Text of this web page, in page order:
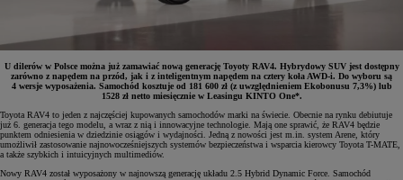
U dilerów w Polsce można już zamawiać nową generację Toyoty RAV4. Hybrydowy SUV jest dostępny
zarówno z napędem na przód, jak i z inteligentnym napędem na cztery koła AWD-i. Do wyboru są
4 wersje wyposażenia. Samochód kosztuje od 181 600 zł (z uwzględnieniem Ekobonusu 7,3%) lub
1528 zł netto miesięcznie w Leasingu KINTO One*.
Toyota RAV4 to jeden z najczęściej kupowanych samochodów marki na świecie. Obecnie na rynku debiutuje
już 6. generacja tego modelu, a wraz z nią i innowacyjne technologie. Mają one sprawić, że RAV4 będzie
punktem odniesienia w dziedzinie osiągów i wydajności. Jedną z nowości jest m.in. system Arene, który
umożliwił zastosowanie najnowocześniejszych systemów bezpieczeństwa i wsparcia kierowcy Toyota T-MATE,
a także szybkich i intuicyjnych multimediów.
Nowy RAV4 został wyposażony w najnowszą generację układu 2.5 Hybrid Dynamic Force. Samochód